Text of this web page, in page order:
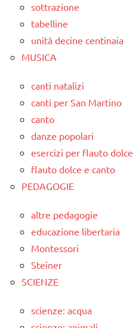
sottrazione
tabelline
unità decine centinaia
MUSICA
canti natalizi
canti per San Martino
canto
danze popolari
esercizi per flauto dolce
flauto dolce e canto
PEDAGOGIE
altre pedagogie
educazione libertaria
Montessori
Steiner
SCIENZE
scienze: acqua